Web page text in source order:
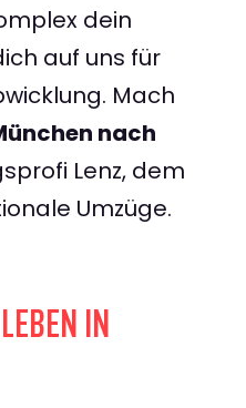
dein
auf uns für
Mach
nach
Lenz, dem
Umzüge.
IN